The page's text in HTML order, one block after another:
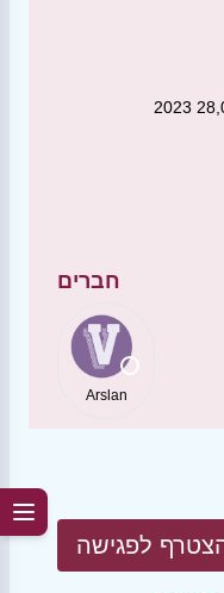
חברים
Arslan
לפגישה